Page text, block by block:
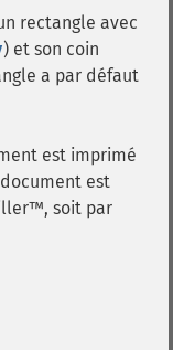
rectangle avec
) et son coin
a par défaut
est imprimé
est
soit par